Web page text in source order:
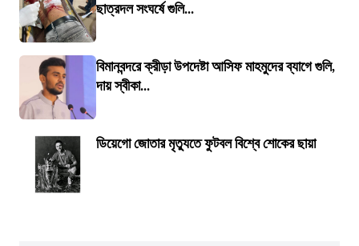
ছাত্রদল সংঘর্ষে গুলি...
বিমানবন্দরে ক্রীড়া উপদেষ্টা আসিফ মাহমুদের ব্যাগে গুলি,
দায় স্বীকা...
ডিয়েগো জোতার মৃত্যুতে ফুটবল বিশ্বে শোকের ছায়া